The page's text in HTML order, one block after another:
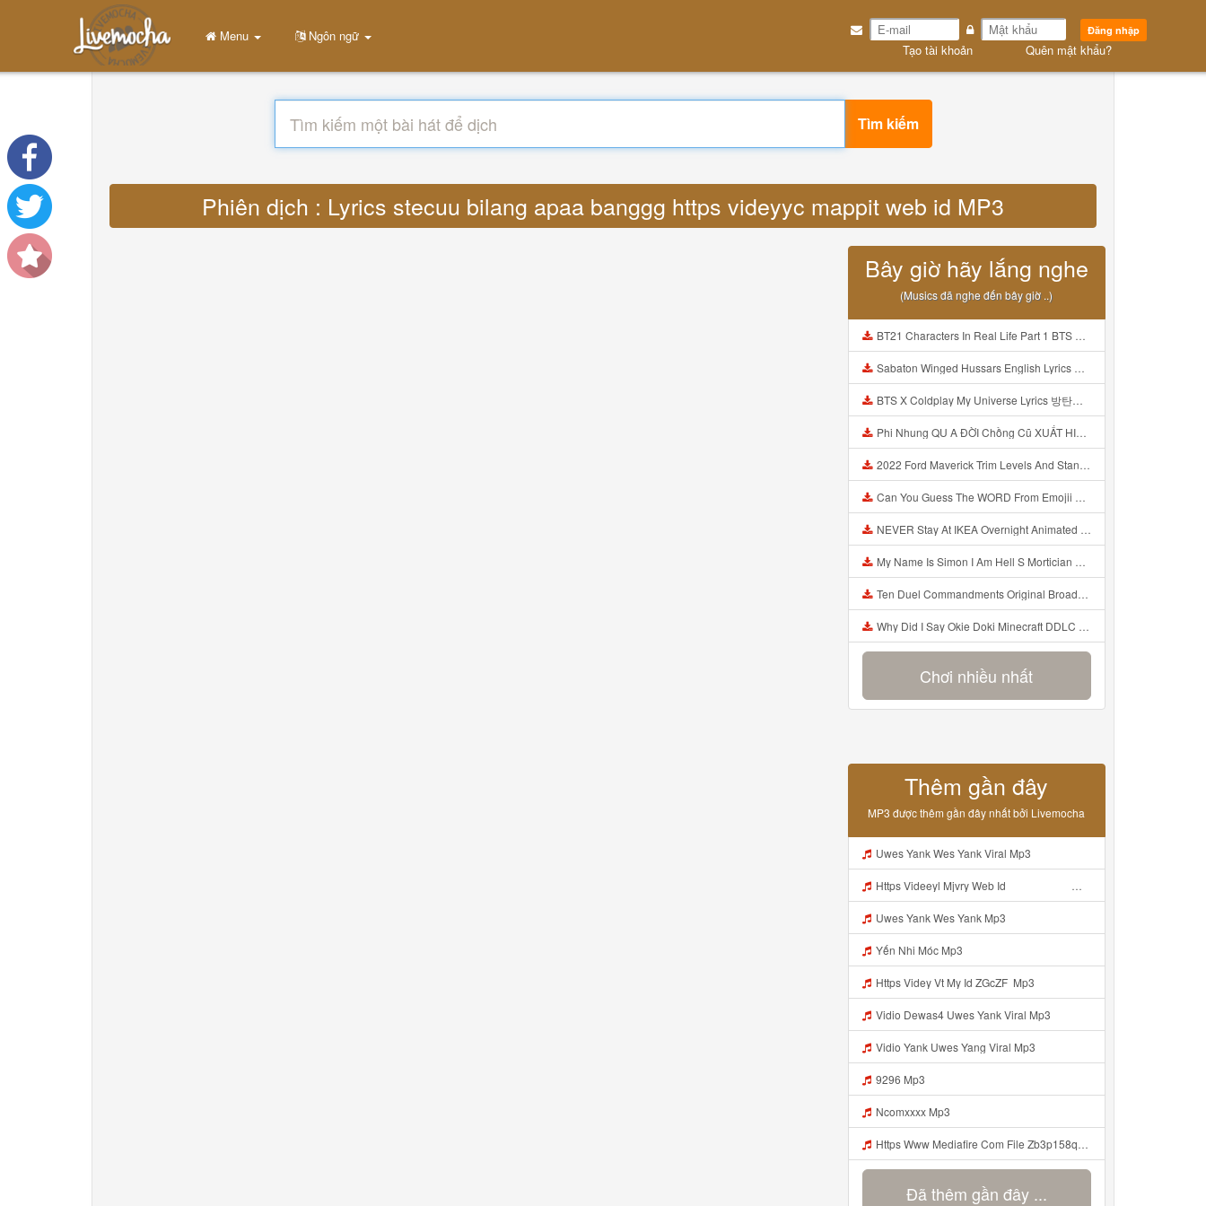
Đăng nhập
Tạo tài khoản Quên mật khẩu?
Menu Ngôn ngữ
Tìm kiếm
Phiên dịch : Lyrics stecuu bilang apaa banggg https videyyc mappit web id MP3
Bây giờ hãy lắng nghe
(Musics đã nghe đến bây giờ ..)
BT21 Characters In Real Life Part 1 BTS AND BT21 방탄소년단 BT21 BT21아가들은 아빠조아 따라쟁이들 BTS Vs BT21 Mp3
Sabaton Winged Hussars English Lyrics Mp3
BTS X Coldplay My Universe Lyrics 방탄소년단 콜드플레이 My Universe 가사 Color Coded Lyrics Han Rom Eng Mp3
Phi Nhung QU A ĐỜI Chồng Cũ XUẤT HIỆN Khóc Hối Hận Vì Làm Điều KHỦNG KHIẾP Với Cô Mp3
2022 Ford Maverick Trim Levels And Standard Features Explained Mp3
Can You Guess The WORD From Emojii COMPOUND WORD EMOJII CHALLENGE 90 PEOPLE FAIL Guess Mp3
NEVER Stay At IKEA Overnight Animated SCP 3008 Horror Story Mp3
My Name Is Simon I Am Hell S Mortician And I Am Going To Kill God Creepypasta Mp3
Ten Duel Commandments Original Broadway Cast Of Hamilton Lyrics Mp3
Why Did I Say Okie Doki Minecraft DDLC Animated Music Video Song By The Stupendium Mp3
Chơi nhiều nhất
Thêm gần đây
MP3 được thêm gần đây nhất bởi Livemocha
Uwes Yank Wes Yank Viral Mp3
Https Videeyl Mjvry Web Id ᅠ ᅠ ᅠ ᅠ ᅠ ᅠ ᅠ ᅠ ᅠ ᅠ ᅠ ᅠ ᅠ ᅠ Mp3
Uwes Yank Wes Yank Mp3
Yến Nhi Móc Mp3
Https Videy Vt My Id ZGcZF ᅟᅟᅟᅟ Mp3
Vidio Dewas4 Uwes Yank Viral Mp3
Vidio Yank Uwes Yang Viral Mp3
9296 Mp3
Ncomxxxx Mp3
Https Www Mediafire Com File Zb3p158qu7zdlz6 PAINEL Mp3
Đã thêm gần đây ...